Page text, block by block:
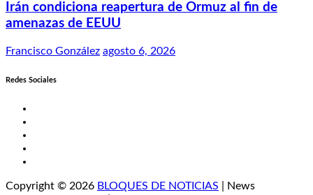
Irán condiciona reapertura de Ormuz al fin de
amenazas de EEUU
Francisco González agosto 6, 2026
Redes Sociales
Copyright © 2026 BLOQUES DE NOTICIAS | News